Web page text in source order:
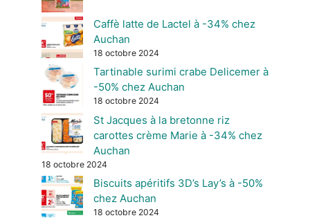
Caffè latte de Lactel à -34% chez
Auchan
18 octobre 2024
Tartinable surimi crabe Delicemer à
-50% chez Auchan
18 octobre 2024
St Jacques à la bretonne riz
carottes crème Marie à -34% chez
Auchan
18 octobre 2024
Biscuits apéritifs 3D’s Lay’s à -50%
chez Auchan
18 octobre 2024